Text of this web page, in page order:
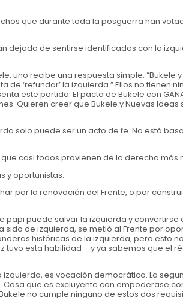
que durante toda la posguerra han
dejado de sentirse identificados con la
uno recibe una respuesta simple: “Bukele
de ‘refundar’ la izquierda.” Ellos no tienen
este partido. El pacto de Bukele con
Quieren creer que Bukele y Nuevas Ideas
solo puede ser un acto de fe. No está
casi todos provienen de la derecha más
y oportunistas.
por la renovación del Frente, o por
puede salvar la izquierda y convertirse
de izquierda, se metió al Frente por
históricas de la izquierda, pero esto
tuvo esta habilidad – y ya sabemos que el
es vocación democrática. La
que es excluyente con empoderase
no cumple ninguno de estos dos